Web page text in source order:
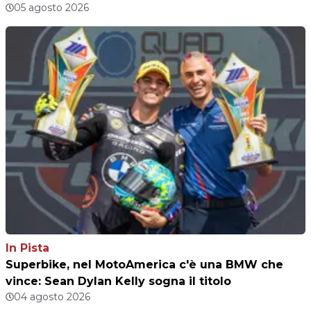
05 agosto 2026
In Pista
Superbike, nel MotoAmerica c'è una BMW che
vince: Sean Dylan Kelly sogna il titolo
04 agosto 2026